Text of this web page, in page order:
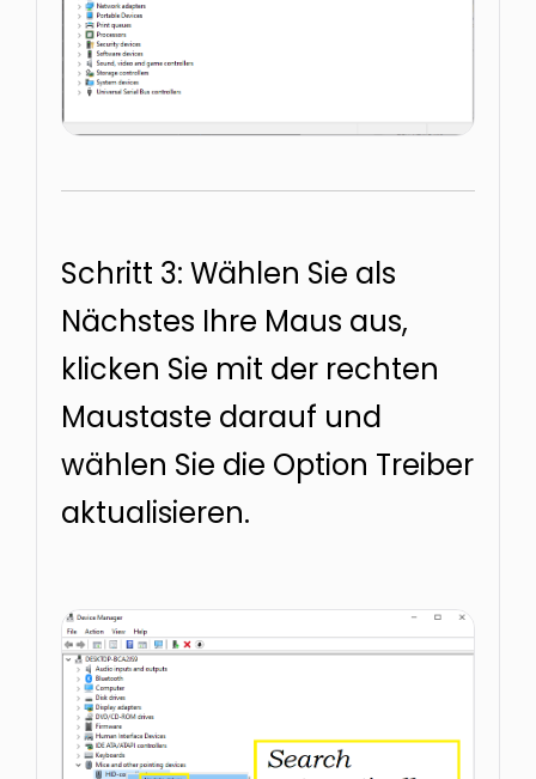
Schritt 3: Wählen Sie als
Nächstes Ihre Maus aus,
klicken Sie mit der rechten
Maustaste darauf und
wählen Sie die Option Treiber
aktualisieren.